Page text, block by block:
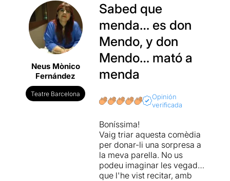
Neus Mònico
Fernández
Teatre Barcelona
Sabed que
menda… es don
Mendo, y don
Mendo… mató a
menda
Opinión
verificada
Boníssima!
Vaig triar aquesta comèdia
per donar-li una sorpresa a
la meva parella. No us
podeu imaginar les vegades
que l'he vist recitar, amb